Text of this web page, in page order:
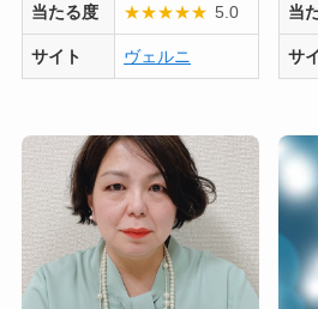
当たる度 ★★★★★ 5.0
サイト ヴェルニ
当
サ